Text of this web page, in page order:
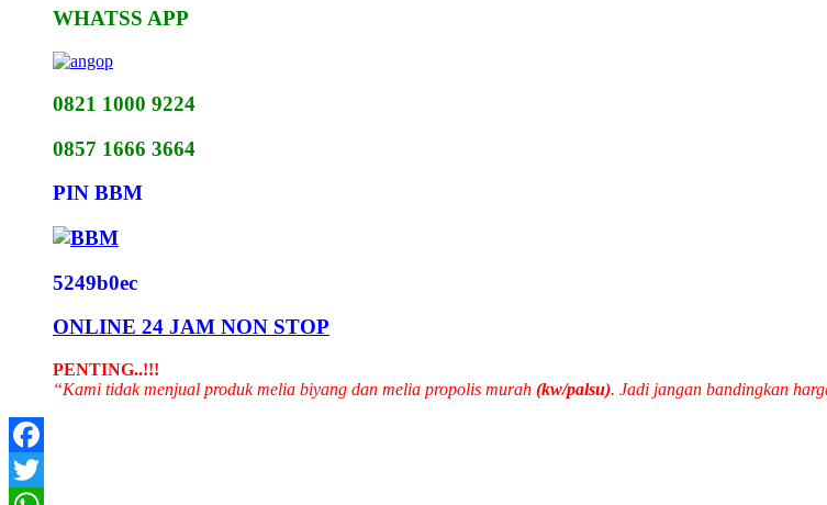
WHATSS APP
0821 1000 9224
0857 1666 3664
PIN BBM
5249b0ec
ONLINE 24 JAM NON STOP
PENTING..!!!
“Kami tidak menjual produk melia biyang dan melia propolis murah (kw/palsu). Jadi jangan bandingkan
Facebook